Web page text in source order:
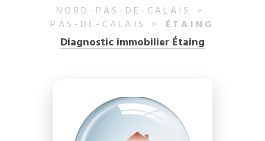
NORD-PAS-DE-CALAIS
PAS-DE-CALAIS
ÉTAING
Diagnostic immobilier Étaing